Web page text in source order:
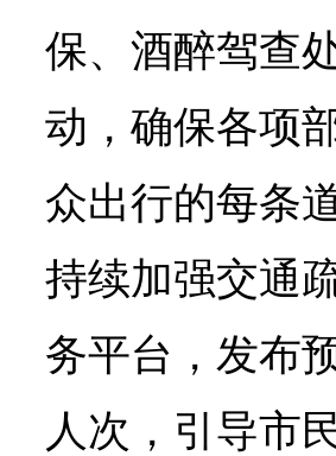
保、酒醉驾查
动，确保各项
众出行的每条
持续加强交通
务平台，发布
人次，引导市